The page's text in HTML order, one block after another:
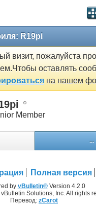
R19pi
визит, пожалуйста
оставлять
на нашем
Member
...
Полная версия
by vBulletin®Version 4.2.0
Solutions, Inc. All rights
Перевод: zCarot